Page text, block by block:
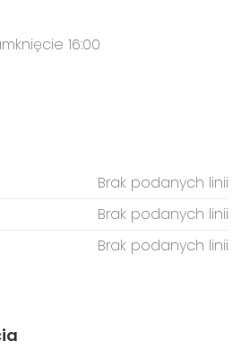
16:00
Brak podanych linii
Brak podanych linii
Brak podanych linii